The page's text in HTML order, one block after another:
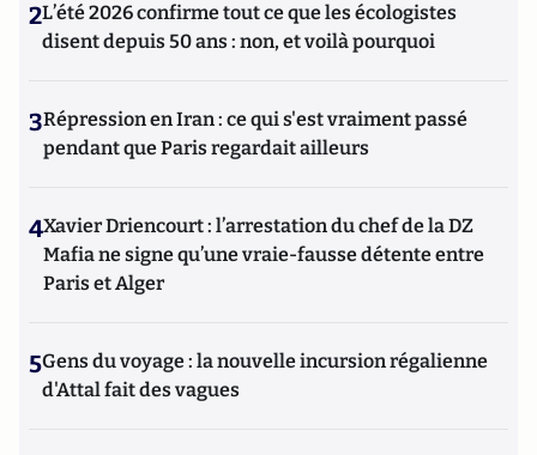
2L’été 2026 confirme tout ce que les écologistes
disent depuis 50 ans : non, et voilà pourquoi
3Répression en Iran : ce qui s'est vraiment passé
pendant que Paris regardait ailleurs
4Xavier Driencourt : l’arrestation du chef de la DZ
Mafia ne signe qu’une vraie-fausse détente entre
Paris et Alger
5Gens du voyage : la nouvelle incursion régalienne
d'Attal fait des vagues